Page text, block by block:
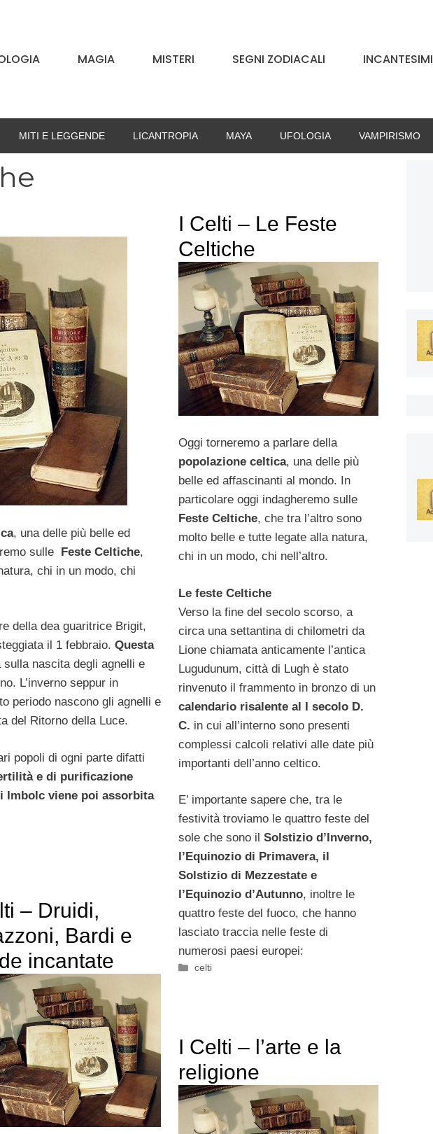
MAGIA MISTERI SEGNI ZODIACALI INCANTESIMI
MITI E LEGGENDE LICANTROPIA MAYA UFOLOGIA VAMPIRISMO
, una delle più belle ed
sulle Feste Celtiche,
chi in un modo, chi
della dea guaritrice Brigit,
il 1 febbraio. Questa
sulla nascita degli agnelli e
L’inverno seppur in
periodo nascono gli agnelli e
del Ritorno della Luce.
popoli di ogni parte difatti
e di purificazione
Imbolc viene poi assorbita
I Celti – Le Feste
Celtiche
Oggi torneremo a parlare della
popolazione celtica, una delle più
belle ed affascinanti al mondo. In
particolare oggi indagheremo sulle
Feste Celtiche, che tra l’altro sono
molto belle e tutte legate alla natura,
chi in un modo, chi nell’altro.
Le feste Celtiche
Verso la fine del secolo scorso, a
circa una settantina di chilometri da
Lione chiamata anticamente l’antica
Lugudunum, città di Lugh è stato
rinvenuto il frammento in bronzo di un
calendario risalente al I secolo D.
C. in cui all’interno sono presenti
complessi calcoli relativi alle date più
importanti dell’anno celtico.
E’ importante sapere che, tra le
festività troviamo le quattro feste del
sole che sono il Solstizio d’Inverno,
l’Equinozio di Primavera, il
Solstizio di Mezzestate e
l’Equinozio d’Autunno, inoltre le
quattro feste del fuoco, che hanno
lasciato traccia nelle feste di
numerosi paesi europei:
Categorie
celti
– Druidi,
Bardi e
incantate
I Celti – l’arte e la
religione